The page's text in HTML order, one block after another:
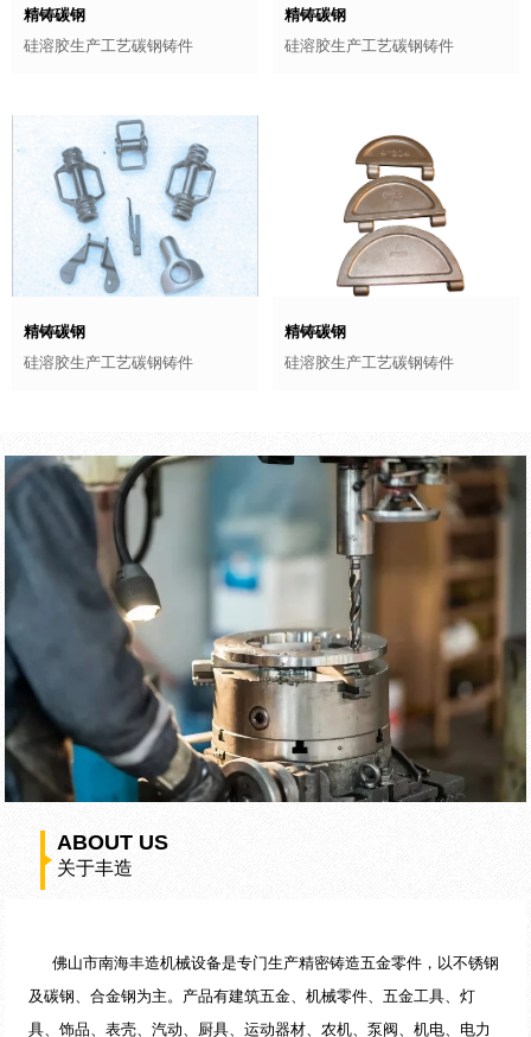
精铸碳钢
硅溶胶生产工艺碳钢铸件
精铸碳钢
硅溶胶生产工艺碳钢铸件
精铸碳钢
硅溶胶生产工艺碳钢铸件
精铸碳钢
硅溶胶生产工艺碳钢铸件
ABOUT US
关于丰造
佛山市南海丰造机械设备是专门生产精密铸造五金零件，以不锈钢
及碳钢、合金钢为主。产品有建筑五金、机械零件、五金工具、灯
具、饰品、表壳、汽动、厨具、运动器材、农机、泵阀、机电、电力